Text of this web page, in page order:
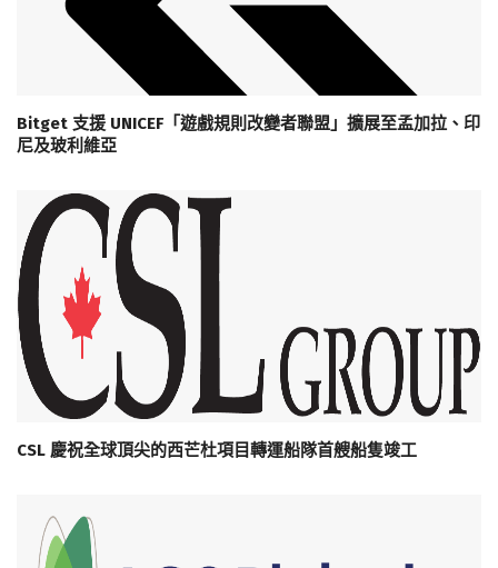
Bitget 支援 UNICEF「遊戲規則改變者聯盟」擴展至孟加拉、印
尼及玻利維亞
CSL 慶祝全球頂尖的西芒杜項目轉運船隊首艘船隻竣工